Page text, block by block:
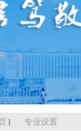
专业设置